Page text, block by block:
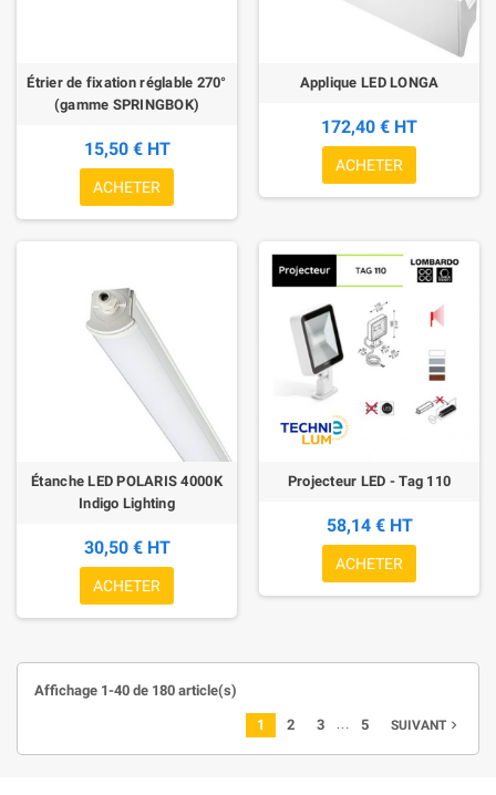
Étrier de fixation réglable 270°
(gamme SPRINGBOK)
15,50 € HT
ACHETER
Applique LED LONGA
172,40 € HT
ACHETER
Étanche LED POLARIS 4000K
Indigo Lighting
30,50 € HT
ACHETER
Projecteur LED - Tag 110
58,14 € HT
ACHETER
Affichage 1-40 de 180 article(s)
1 2 3 … 5 SUIVANT